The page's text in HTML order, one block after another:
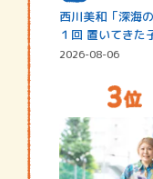
西川美和「深海
１回 置いてきた
2026-08-06